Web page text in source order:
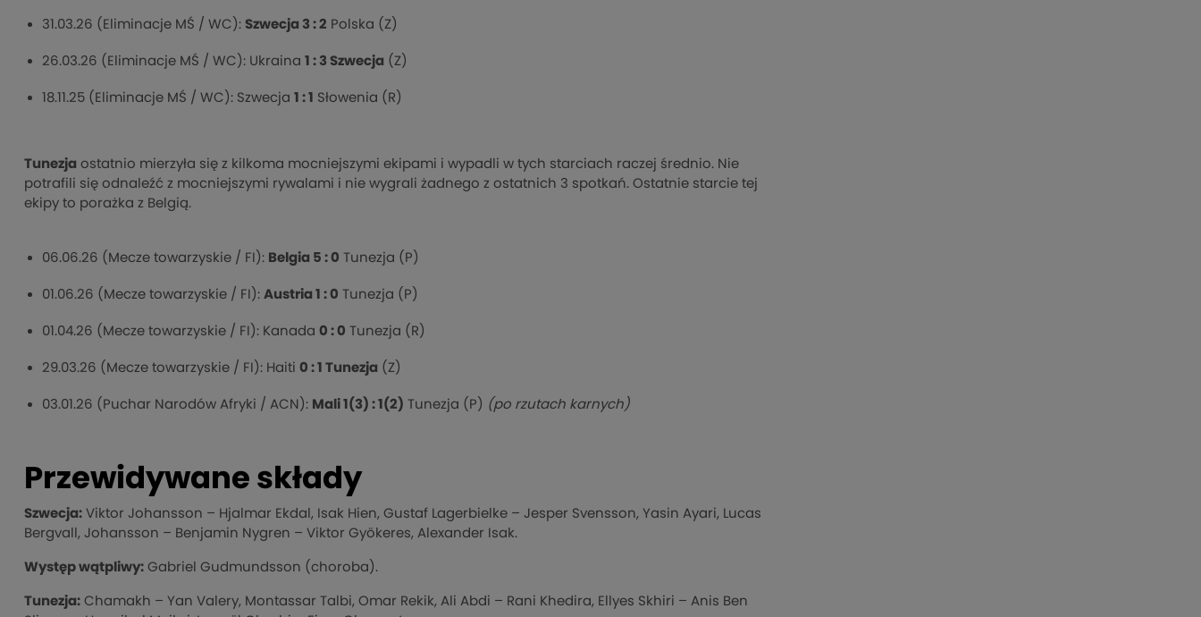
31.03.26 (Eliminacje MŚ / WC): Szwecja 3 : 2 Polska (Z)
26.03.26 (Eliminacje MŚ / WC): Ukraina 1 : 3 Szwecja (Z)
18.11.25 (Eliminacje MŚ / WC): Szwecja 1 : 1 Słowenia (R)
Tunezja ostatnio mierzyła się z kilkoma mocniejszymi ekipami i wypadli w tych starciach raczej średnio. Nie
potrafili się odnaleźć z mocniejszymi rywalami i nie wygrali żadnego z ostatnich 3 spotkań. Ostatnie starcie tej
ekipy to porażka z Belgią.
06.06.26 (Mecze towarzyskie / FI): Belgia 5 : 0 Tunezja (P)
01.06.26 (Mecze towarzyskie / FI): Austria 1 : 0 Tunezja (P)
01.04.26 (Mecze towarzyskie / FI): Kanada 0 : 0 Tunezja (R)
29.03.26 (Mecze towarzyskie / FI): Haiti 0 : 1 Tunezja (Z)
03.01.26 (Puchar Narodów Afryki / ACN): Mali 1(3) : 1(2) Tunezja (P) (po rzutach karnych)
Przewidywane składy
Szwecja: Viktor Johansson – Hjalmar Ekdal, Isak Hien, Gustaf Lagerbielke – Jesper Svensson, Yasin Ayari, Lucas
Bergvall, Johansson – Benjamin Nygren – Viktor Gyökeres, Alexander Isak.
Występ wątpliwy: Gabriel Gudmundsson (choroba).
Tunezja: Chamakh – Yan Valery, Montassar Talbi, Omar Rekik, Ali Abdi – Rani Khedira, Ellyes Skhiri – Anis Ben